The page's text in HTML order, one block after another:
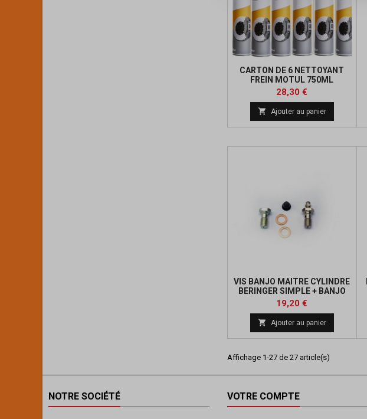
CARTON DE 6 NETTOYANT
FREIN MOTUL 750ML
Prix
28,30 €
base
 Ajouter au panier
VIS BANJO MAITRE CYLINDRE
BERINGER SIMPLE + BANJO
PURGEUR
Prix
19,20 €
 Ajouter au panier
Affichage 1-27 de 27 article(s)
NOTRE SOCIÉTÉ VOTRE COMPTE